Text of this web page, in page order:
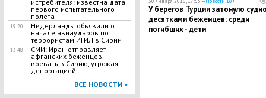
истребителя: известна дата
первого испытательного
полета
19:20
​Нидерланды объявили о
начале авиаударов по
террористам ИГИЛ в Сирии
13:48
СМИ: Иран отправляет
афганских беженцев
воевать в Сирию, угрожая
депортацией
ВСЕ НОВОСТИ »
У берегов Турции затонуло
десятками беженцев: среди
погибших - дети